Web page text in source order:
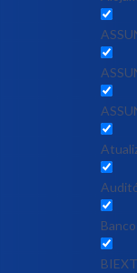
BIEXT